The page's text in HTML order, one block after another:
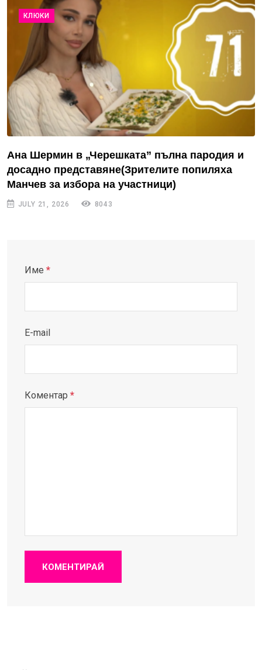
КЛЮКИ
Ана Шермин в „Черешката” пълна пародия и
досадно представяне(Зрителите попиляха
Манчев за избора на участници)
JULY 21, 2026 8043
Име *
E-mail
Коментар *
КОМЕНТИРАЙ